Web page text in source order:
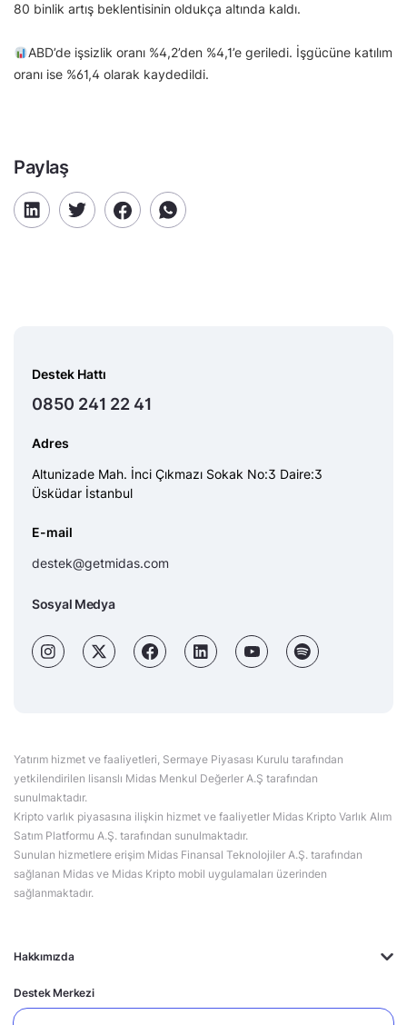
80 binlik artış beklentisinin oldukça altında kaldı.
ABD’de işsizlik oranı %4,2’den %4,1’e geriledi. İşgücüne katılım
oranı ise %61,4 olarak kaydedildi.
Paylaş
Hakkımızda
Destek Merkezi
Destek Hattı
0850 241 22 41
Adres
Altunizade Mah. İnci Çıkmazı Sokak No:3 Daire:3
Üsküdar İstanbul
E-mail
destek@getmidas.com
Sosyal Medya
Yatırım hizmet ve faaliyetleri, Sermaye Piyasası Kurulu tarafından
yetkilendirilen lisanslı Midas Menkul Değerler A.Ş tarafından
sunulmaktadır.
Kripto varlık piyasasına ilişkin hizmet ve faaliyetler Midas Kripto Varlık Alım
Satım Platformu A.Ş. tarafından sunulmaktadır.
Sunulan hizmetlere erişim Midas Finansal Teknolojiler A.Ş. tarafından
sağlanan Midas ve Midas Kripto mobil uygulamaları üzerinden
sağlanmaktadır.